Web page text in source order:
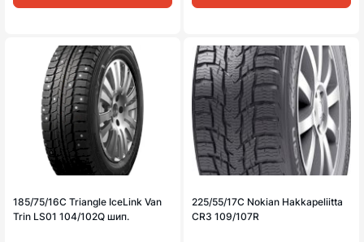
185/75/16C Triangle IceLink Van
Trin LS01 104/102Q шип.
225/55/17C Nokian Hakkapeliitta
CR3 109/107R